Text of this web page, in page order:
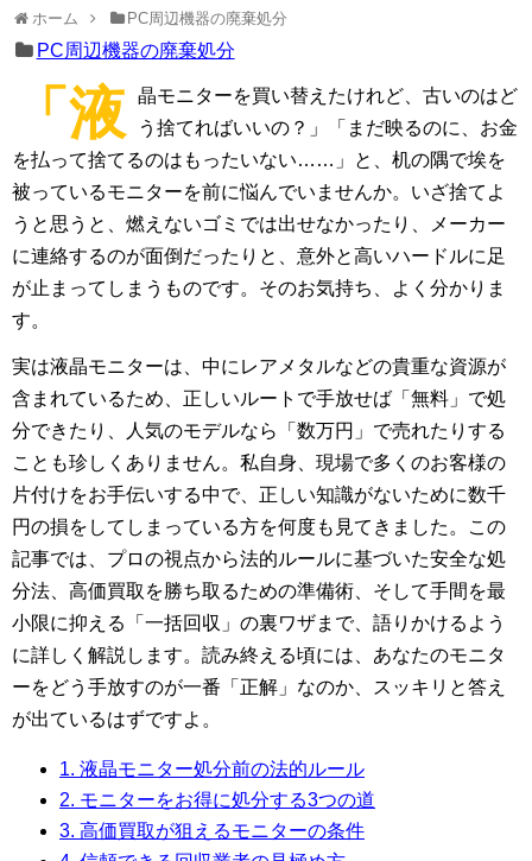
ホーム PC周辺機器の廃棄処分
PC周辺機器の廃棄処分
「液
晶モニターを買い替えたけれど、古いのはど
う捨てればいいの？」「まだ映るのに、お金
を払って捨てるのはもったいない……」と、机の隅で埃を
被っているモニターを前に悩んでいませんか。いざ捨てよ
うと思うと、燃えないゴミでは出せなかったり、メーカー
に連絡するのが面倒だったりと、意外と高いハードルに足
が止まってしまうものです。そのお気持ち、よく分かりま
す。
実は液晶モニターは、中にレアメタルなどの貴重な資源が
含まれているため、正しいルートで手放せば「無料」で処
分できたり、人気のモデルなら「数万円」で売れたりする
ことも珍しくありません。私自身、現場で多くのお客様の
片付けをお手伝いする中で、正しい知識がないために数千
円の損をしてしまっている方を何度も見てきました。この
記事では、プロの視点から法的ルールに基づいた安全な処
分法、高価買取を勝ち取るための準備術、そして手間を最
小限に抑える「一括回収」の裏ワザまで、語りかけるよう
に詳しく解説します。読み終える頃には、あなたのモニタ
ーをどう手放すのが一番「正解」なのか、スッキリと答え
が出ているはずですよ。
1. 液晶モニター処分前の法的ルール
2. モニターをお得に処分する3つの道
3. 高価買取が狙えるモニターの条件